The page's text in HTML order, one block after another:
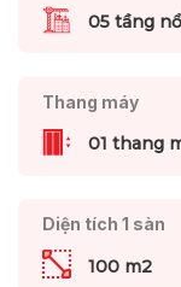
05 tầng
Thang máy
01 thang
Diện tích 1 sàn
100 m2